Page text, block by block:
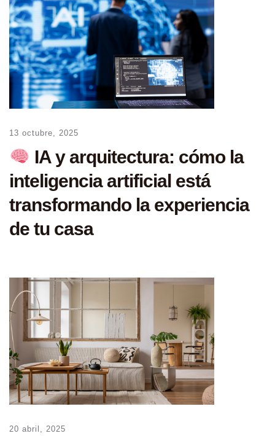
13 octubre, 2025
IA y arquitectura: cómo la
inteligencia artificial está
transformando la experiencia
de tu casa
20 abril, 2025